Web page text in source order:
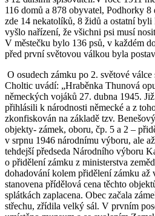
116 domů a 878 obyvatel, Podhorky
zde 14 nekatolíků, 8 židů a ostatní
vyšlo nařízení, že všichni psi musí
V městečku bylo 136 psů, v každém
před první světovou válkou byla
O osudech zámku po 2. světové
Choltic uvádí: „Hraběnka Thunová
německých vojáků 27. dubna 1945.
přihlásili k národnosti německé a z
zkonfiskován na základě tzv.
objekty- zámek, oboru, čp. 5 a 2 –
v srpnu 1946 národnímu výboru, ale
tehdejší předseda Národního výboru
o přidělení zámku z ministerstva
dohadování kolem přidělení zámku až
stanovena přídělová cena těchto
splátkách zaplacena. Obec začala
střechu, zřídila velký sál. V prvním